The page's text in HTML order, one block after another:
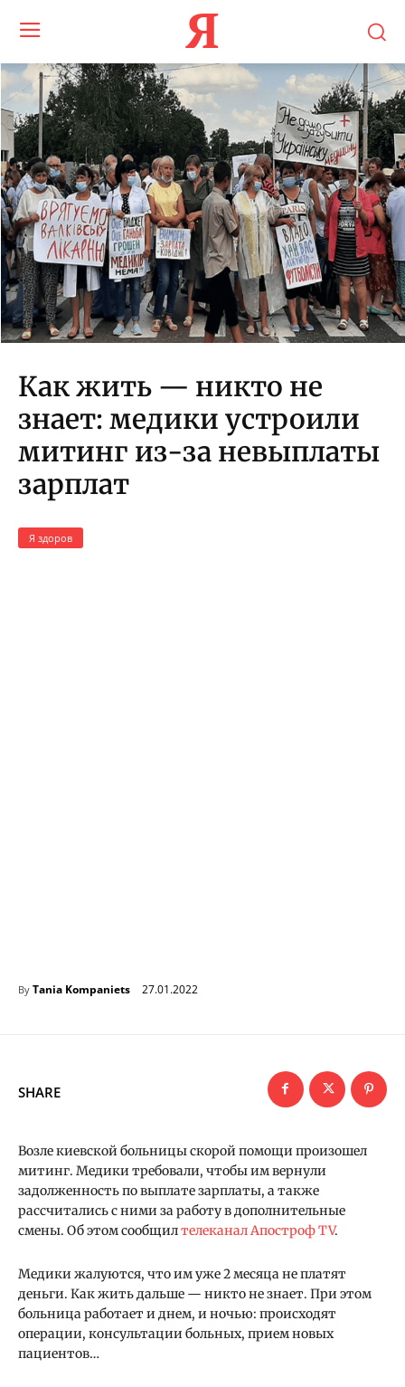
Я
Как жить — никто не
знает: медики устроили
митинг из-за невыплаты
зарплат
Я здоров
By Tania Kompaniets 27.01.2022
SHARE
Возле киевской больницы скорой помощи произошел
митинг. Медики требовали, чтобы им вернули
задолженность по выплате зарплаты, а также
рассчитались с ними за работу в дополнительные
смены. Об этом сообщилтелеканал Апостроф TV.
Медики жалуются, что им уже 2 месяца не платят
деньги. Как жить дальше — никто не знает. При этом
больница работает и днем, и ночью: происходят
операции, консультации больных, прием новых
пациентов…